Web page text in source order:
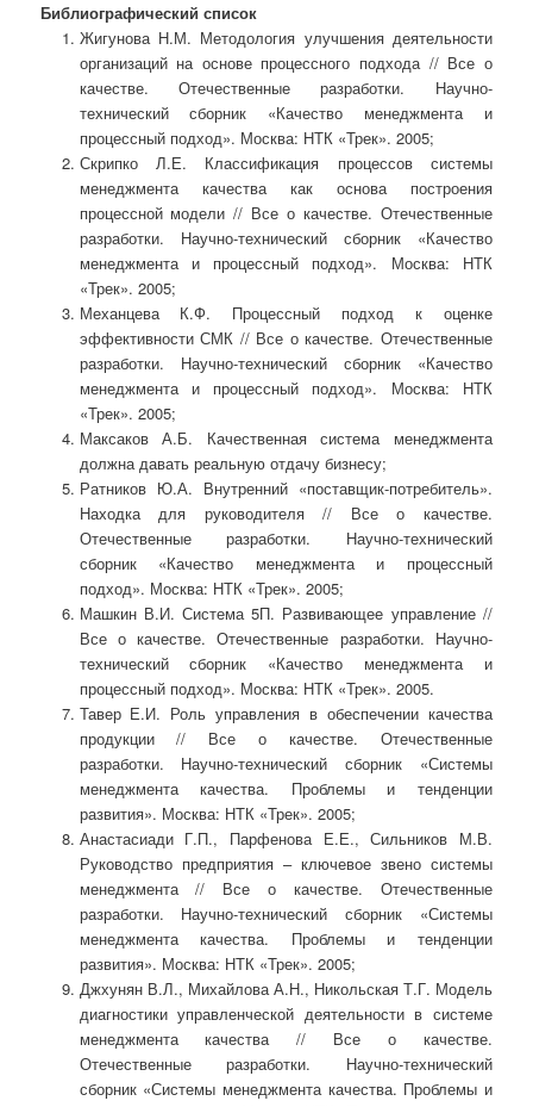
Библиографический список
Жигунова Н.М. Методология улучшения деятельности
организаций на основе процессного подхода // Все о
качестве. Отечественные разработки. Научно-
технический сборник «Качество менеджмента и
процессный подход». Москва: НТК «Трек». 2005;
Скрипко Л.Е. Классификация процессов системы
менеджмента качества как основа построения
процессной модели // Все о качестве. Отечественные
разработки. Научно-технический сборник «Качество
менеджмента и процессный подход». Москва: НТК
«Трек». 2005;
Механцева К.Ф. Процессный подход к оценке
эффективности СМК // Все о качестве. Отечественные
разработки. Научно-технический сборник «Качество
менеджмента и процессный подход». Москва: НТК
«Трек». 2005;
Максаков А.Б. Качественная система менеджмента
должна давать реальную отдачу бизнесу;
Ратников Ю.А. Внутренний «поставщик-потребитель».
Находка для руководителя // Все о качестве.
Отечественные разработки. Научно-технический
сборник «Качество менеджмента и процессный
подход». Москва: НТК «Трек». 2005;
Машкин В.И. Система 5П. Развивающее управление //
Все о качестве. Отечественные разработки. Научно-
технический сборник «Качество менеджмента и
процессный подход». Москва: НТК «Трек». 2005.
Тавер Е.И. Роль управления в обеспечении качества
продукции // Все о качестве. Отечественные
разработки. Научно-технический сборник «Системы
менеджмента качества. Проблемы и тенденции
развития». Москва: НТК «Трек». 2005;
Анастасиади Г.П., Парфенова Е.Е., Сильников М.В.
Руководство предприятия – ключевое звено системы
менеджмента // Все о качестве. Отечественные
разработки. Научно-технический сборник «Системы
менеджмента качества. Проблемы и тенденции
развития». Москва: НТК «Трек». 2005;
Джхунян В.Л., Михайлова А.Н., Никольская Т.Г. Модель
диагностики управленческой деятельности в системе
менеджмента качества // Все о качестве.
Отечественные разработки. Научно-технический
сборник «Системы менеджмента качества. Проблемы и